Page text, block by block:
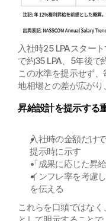
入社時25 LPAスター
で約35 LPA、5年後で
この水準を提示せず
地相場との差が広がり
昇給設計を提示する
入社時の金額だけ
提示時に示す
「成果に応じた昇
インフレ率を考慮
を伝える
これらを口頭ではな